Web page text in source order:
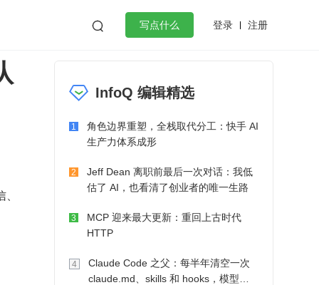
 写点什么 登录 注册
作
微服务架构 flutter
InfoQ 编辑精选
1
角色边界重塑，全栈取代分工：快手 AI
生产力体系成形
2
Jeff Dean 离职前最后一次对话：我低
估了 AI，也看清了创业者的唯一生路
3
MCP 迎来最大更新：重回上古时代
HTTP
4
Claude Code 之父：每半年清空一次
claude.md、skills 和 hooks，模型自